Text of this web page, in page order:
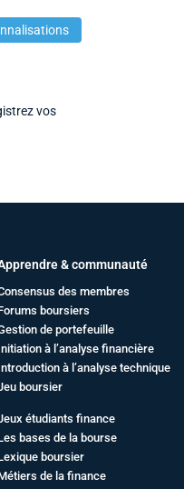
vos
& communauté
des membres
boursiers
de portefeuille
à l’analyse financière
à l’analyse technique
boursier
étudiants finance
bases de la bourse
boursier
de la finance